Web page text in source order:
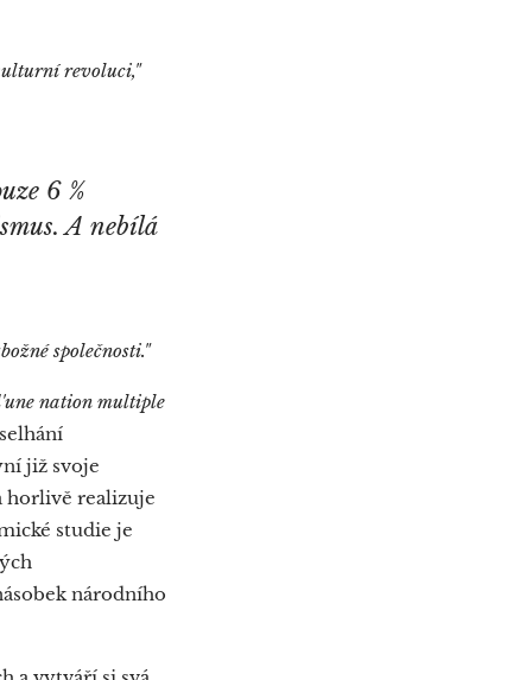
revoluci,"
6 %
A nebílá
společnosti."
nation multiple
již svoje
horlivě realizuje
studie je
národního